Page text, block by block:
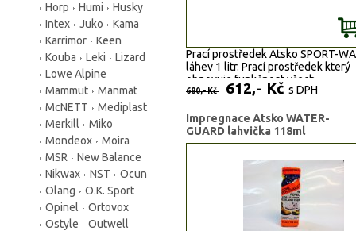
Horp
Humi
Husky
Intex
Juko
Kama
Karrimor
Keen
Kouba
Leki
Lizard
Lowe Alpine
Mammut
Manmat
McNETT
Mediplast
Merkill
Miko
Mondeox
Moira
MSR
New Balance
Nikwax
NST
Ocun
Olang
O.K. Sport
Opinel
Ortovox
Ostyle
Outwell
Prací prostředek Atsko SPORT-
láhev 1 litr. Prací prostředek který
obnovuje funkčnost všech
nepromokavých HI-TECH tkanin
SYMPATEX, BLOCKVENT, SOFT-
Jiné...
680,- Kč 612,- Kč s DPH
Impregnace Atsko WATER-
GUARD lahvička 118ml